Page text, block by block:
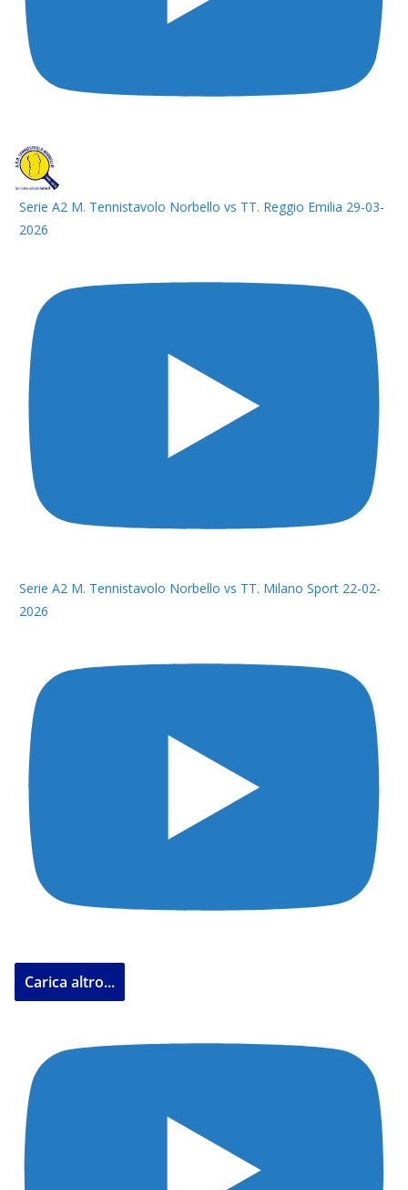
Serie A2 M. Tennistavolo Norbello vs TT. Reggio Emilia 29-03-
2026
Serie A2 M. Tennistavolo Norbello vs TT. Milano Sport 22-02-
2026
Carica altro...